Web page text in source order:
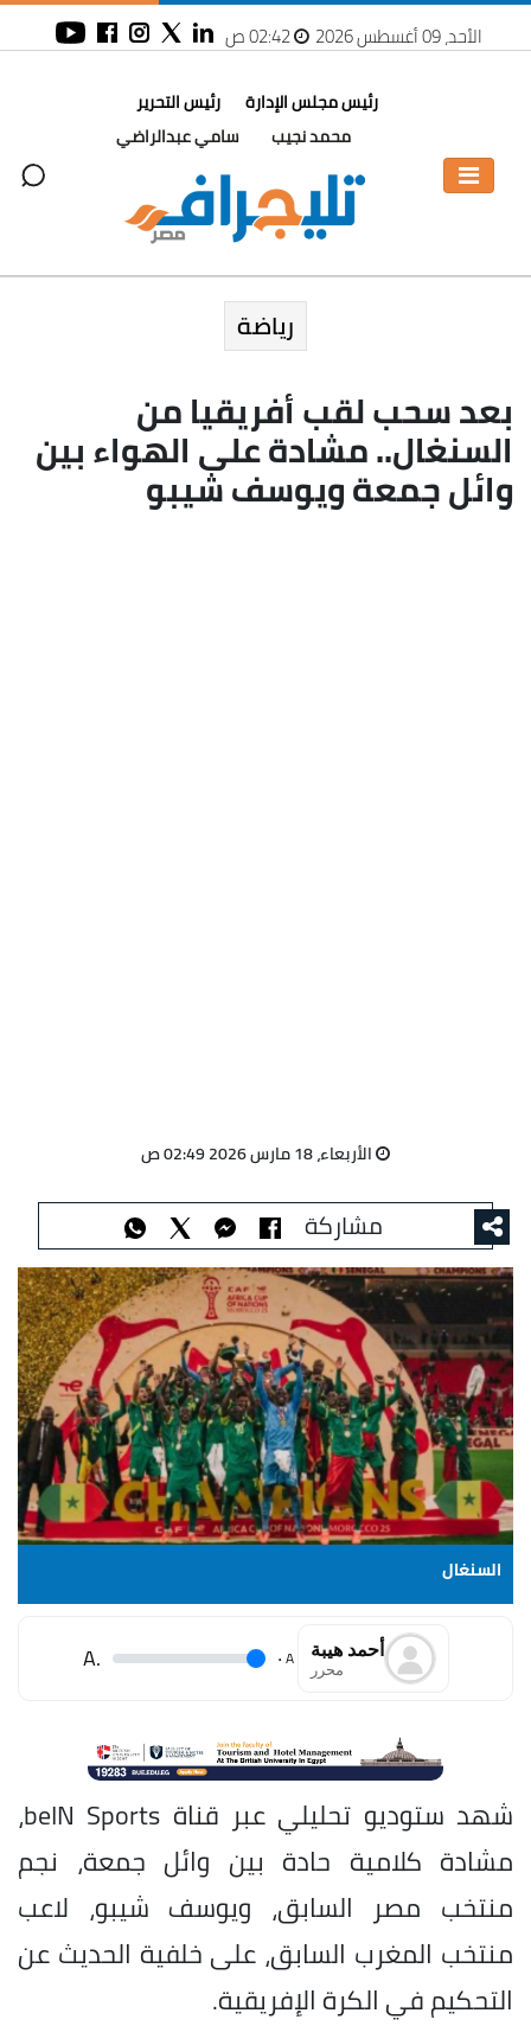
الأحد، 09 أغسطس 2026 02:42 ص
رئيس مجلس الإدارة
محمد نجيب
رئيس التحرير
سامي عبدالراضي
رياضة
بعد سحب لقب أفريقيا من
السنغال.. مشادة على الهواء بين
وائل جمعة ويوسف شيبو
الأربعاء، 18 مارس 2026 02:49 ص
مشاركة
السنغال
أحمد هيبة
محرر A
.
.A
شهد ستوديو تحليلي عبر قناة beIN Sports،
مشادة كلامية حادة بين وائل جمعة، نجم
منتخب مصر السابق، ويوسف شيبو، لاعب
منتخب المغرب السابق، على خلفية الحديث عن
التحكيم في الكرة الإفريقية.